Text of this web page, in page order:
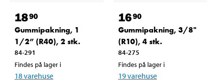
1890
Gummipakning, 1
1/2” (R40), 2 stk.
84-291
Findes på lager i
18varehuse
1690
Gummipakning, 3/8"
(R10), 4 stk.
84-275
Findes på lager i
19varehuse